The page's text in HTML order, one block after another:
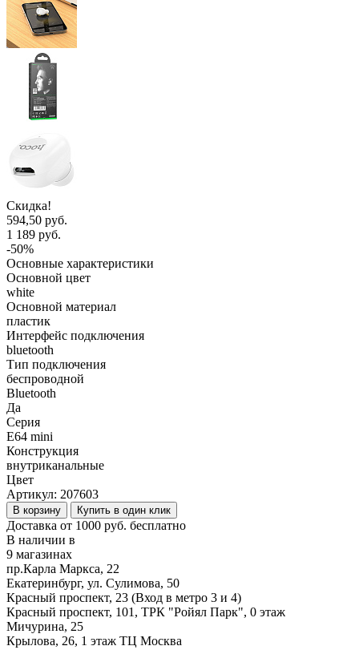
Скидка!
594,50 руб.
1 189 руб.
-50%
Основные характеристики
Основной цвет
white
Основной материал
пластик
Интерфейс подключения
bluetooth
Тип подключения
беспроводной
Bluetooth
Да
Серия
E64 mini
Конструкция
внутриканальные
Цвет
Артикул: 207603
В корзину Купить в один клик
Доставка от 1000 руб. бесплатно
В наличии в
9 магазинах
пр.Карла Маркса, 22
Екатеринбург, ул. Сулимова, 50
Красный проспект, 23 (Вход в метро 3 и 4)
Красный проспект, 101, ТРК "Ройял Парк", 0 этаж
Мичурина, 25
Крылова, 26, 1 этаж ТЦ Москва